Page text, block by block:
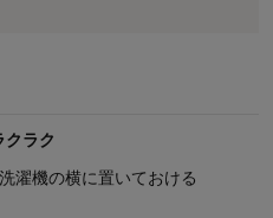
クラク
濯機の横に置いておける